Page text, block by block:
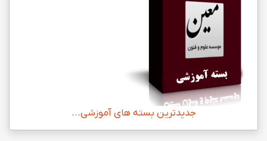
جدیدترین بسته های آموزشی...